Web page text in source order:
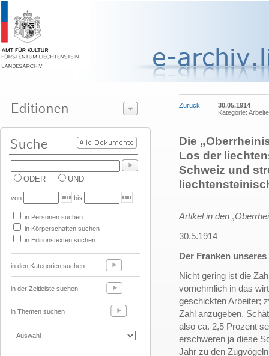
ODER UND
von bis
in Personen suchen
in Körperschaften suchen
in Editionstexten suchen
in den Kategorien suchen
in der Zeitleiste suchen
in Themen suchen
Zurück
30.05.1914
Kategorie:
Die
Los der
Schweiz und
Artikel in den
30.5.1914
Der Franken
Nicht gering ist die
vornehmlich in das
geschickten Arbeiter;
Zahl anzugeben.
also ca. 2,5 Prozent
erschweren ja diese
Jahr zu den